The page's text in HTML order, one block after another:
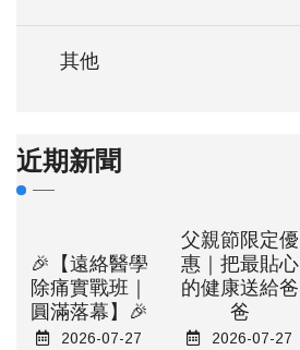
其他
近期新聞
🎉【遠絡醫學
除痛實戰班｜
圓滿落幕】🎉
2026-07-27
父親節限定優
惠｜把最貼心
的健康送給爸
爸
2026-07-27